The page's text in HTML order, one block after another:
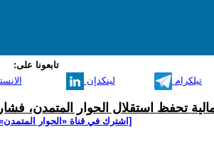
تابعونا على:
لينكدإن تيلكرام
تحفظ استقلال الحوار المتمدن،
[اشترك في قناة ‫«الحوار